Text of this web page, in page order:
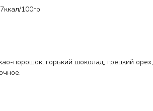
100гр
порошок, горький шоколад, грецкий орех,